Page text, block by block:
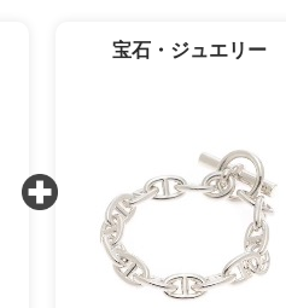
宝石・ジュエリー